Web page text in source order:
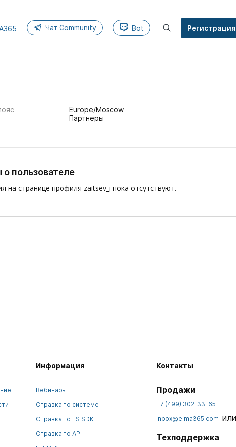
Чат Community Bot
Регистрация
Europe/Moscow
Партнеры
пользователе
на странице профиля zaitsev_i пока отсутствуют.
Информация
Вебинары
Справка по системе
Справка по TS SDK
Справка по API
Контакты
Продажи
+7 (499) 302-33-65
inbox@elma365.com или
Техподдержка